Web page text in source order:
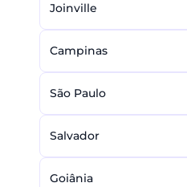
Joinville
Campinas
São Paulo
Salvador
Goiânia